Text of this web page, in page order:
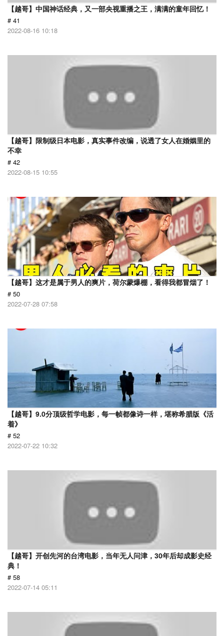
【越哥】中国神话经典，又一部央视重播之王，满满的童年回忆！
# 41
2022-08-16 10:18
【越哥】限制级日本电影，真实事件改编，说透了女人在婚姻里的
不幸
# 42
2022-08-15 10:55
【越哥】这才是属于男人的爽片，荷尔蒙爆棚，看得我都冒烟了！
# 50
2022-07-28 07:58
【越哥】9.0分顶级哲学电影，每一帧都像诗一样，堪称希腊版《活
着》
# 52
2022-07-22 10:32
【越哥】开创先河的台湾电影，当年无人问津，30年后却成影史经
典！
# 58
2022-07-14 05:11